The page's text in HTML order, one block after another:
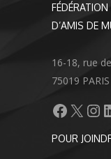
D’AMIS DE
16-18, rue
75019 PARIS
X
POUR